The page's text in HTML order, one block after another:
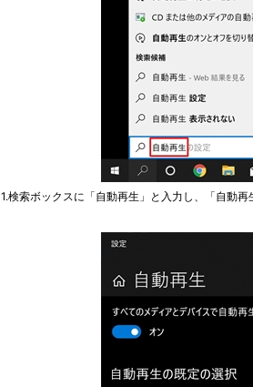
1.検索ボックスに「自動再生」と入力し、「自動